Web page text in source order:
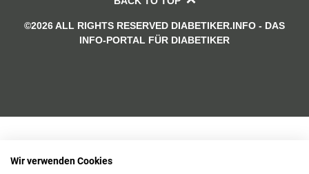
©2026 ALL RIGHTS RESERVED DIABETIKER.INFO - DAS
INFO-PORTAL FÜR DIABETIKER
Wir verwenden Cookies